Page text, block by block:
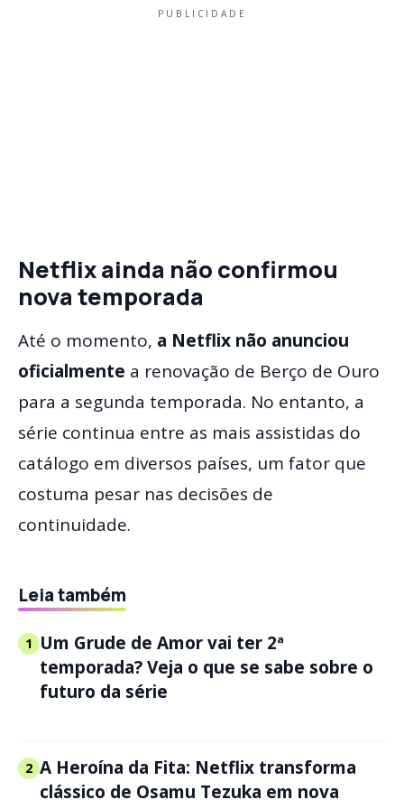
PUBLICIDADE
Netflix ainda não confirmou
nova temporada
Até o momento, a Netflix não anunciou
oficialmente a renovação de Berço de Ouro
para a segunda temporada. No entanto, a
série continua entre as mais assistidas do
catálogo em diversos países, um fator que
costuma pesar nas decisões de
continuidade.
Leia também
1 Um Grude de Amor vai ter 2ª
temporada? Veja o que se sabe sobre o
futuro da série
2 A Heroína da Fita: Netflix transforma
clássico de Osamu Tezuka em nova